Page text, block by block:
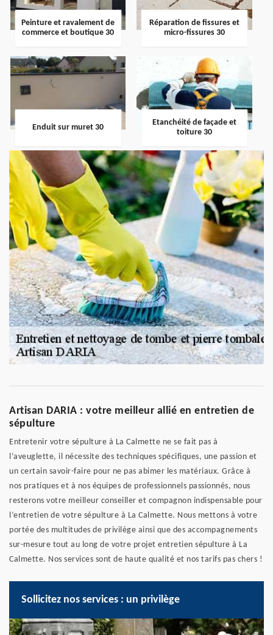
Peinture et ravalement de
commerce et boutique 30
Réparation de fissures et
micro-fissures 30
Enduit sur muret 30
Etanchéité de façade et
toiture 30
Artisan DARIA : votre meilleur allié en entretien de
sépulture
Entretenir votre sépulture à La Calmette ne se fait pas à
l’aveuglette, il nécessite des techniques spécifiques, une passion et
un certain savoir-faire pour ne pas abimer les matériaux. Grâce à
nos pratiques et à nos équipes de professionnels passionnés, nous
resterons votre meilleur conseiller et compagnon indispensable pour
l’entretien de votre sépulture à La Calmette. Nous mettons à votre
portée des multitudes de privilège ainsi que des accompagnements
sur-mesure tout au long de votre projet entretien sépulture à La
Calmette. Nos services sont de haute qualité et nos tarifs pas chers !
Sollicitez nos services : un privilège